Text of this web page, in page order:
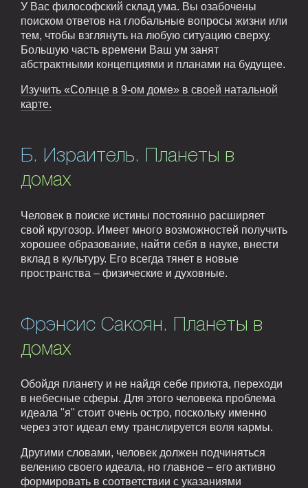
У Вас философский склад ума. Вы озабочены
поиском ответов на глобальные вопросы жизни или
тем, чтобы взглянуть на любую ситуацию сверху.
Большую часть времени Ваш ум занят
абстрактными концепциями и планами на будущее.
Изучить «Солнце в 9-ом доме» в своей натальной
карте.
Б. Израитель. Планеты в
домах
Человек в поиске истины постоянно расширяет
свой кругозор. Имеет много возможностей получить
хорошее образование, найти себя в науке, внести
вклад в культуру. Его всегда тянет в новые
пространства – физические и духовные.
Фрэнсис Сакоян. Планеты в
домах
Обойдя планету и не найдя себе приюта, переходи
в небесные сферы. Для этого человека проблема
идеала "я" стоит очень остро, поскольку именно
через этот идеал ему транслируется воля кармы.
Другими словами, человек должен подчиняться
велению своего идеала, но главное – его активно
формировать в соответствии с указаниями